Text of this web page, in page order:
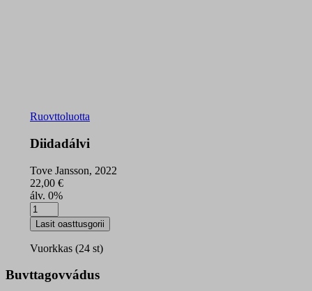
Ruovttoluotta
Diidadálvi
Tove Jansson, 2022
22,00 €
álv. 0%
Diidadálvi
quantity
Lasit oasttusgorii
Vuorkkas (24 st)
Buvttagovvádus